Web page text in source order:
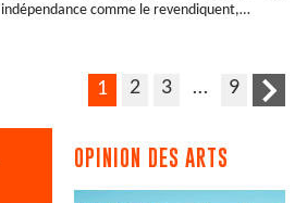
indépendance comme le revendiquent,…
1 2 3 … 9
OPINION DES ARTS